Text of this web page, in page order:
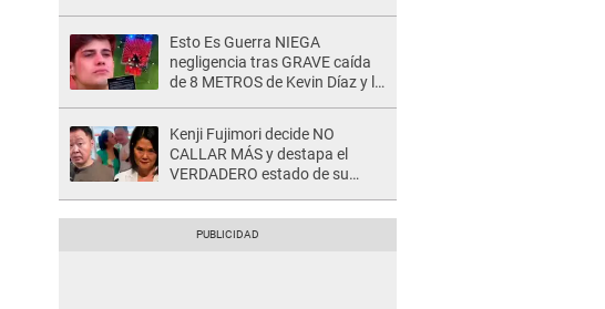
Esto Es Guerra NIEGA
negligencia tras GRAVE caída
de 8 METROS de Kevin Díaz y lo
Kenji Fujimori decide NO
CALLAR MÁS y destapa el
VERDADERO estado de su
suegra..."